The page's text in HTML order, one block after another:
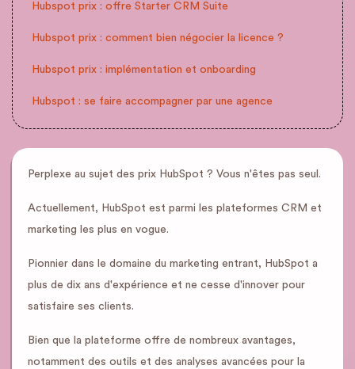
Hubspot prix : offre Starter CRM Suite
Hubspot prix : comment bien négocier la licence ?
Hubspot prix : implémentation et onboarding
Hubspot : se faire accompagner par une agence
Perplexe au sujet des prix HubSpot ? Vous n'êtes pas seul.
Actuellement, HubSpot est parmi les plateformes CRM et
marketing les plus en vogue.
Pionnier dans le domaine du marketing entrant, HubSpot a
plus de dix ans d'expérience et ne cesse d'innover pour
satisfaire ses clients.
Bien que la plateforme offre de nombreux avantages,
notamment des outils et des analyses avancées pour la